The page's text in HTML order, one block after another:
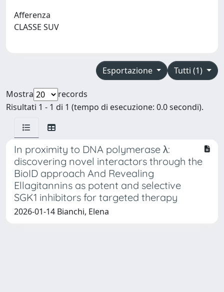
Afferenza
CLASSE SUV
Tutti (1)
Esportazione
Mostra
records
Risultati 1 - 1 di 1 (tempo di esecuzione: 0.0 secondi).
In proximity to DNA polymerase λ:
discovering novel interactors through the
BioID approach And Revealing
Ellagitannins as potent and selective
SGK1 inhibitors for targeted therapy
2026-01-14 Bianchi, Elena